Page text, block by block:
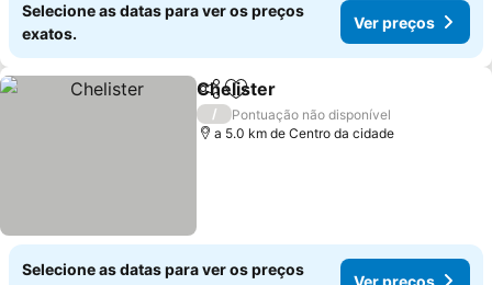
Selecione as datas para ver os preços
exatos.
Ver preços
PartilharAdicionar aos favoritos
Chelister
/
Pontuação não disponível
a 5.0 km de Centro da cidade
Selecione as datas para ver os preços
Ver preços